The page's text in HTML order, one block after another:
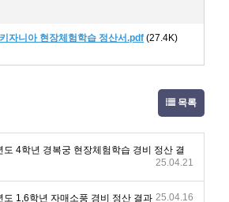
자니아 현장체험학습 정산서.pdf (27.4K)
목록
도 4학년 경복궁 현장체험학습 경비 정산 결
25.04.21
도 1,6학년 자매소풍 경비 정산 결과 25.04.16